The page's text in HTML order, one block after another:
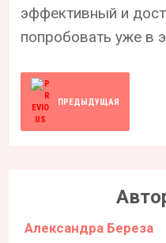
эффективный и
попробовать уже в
ПРЕДЫДУЩАЯ
Александра Береза